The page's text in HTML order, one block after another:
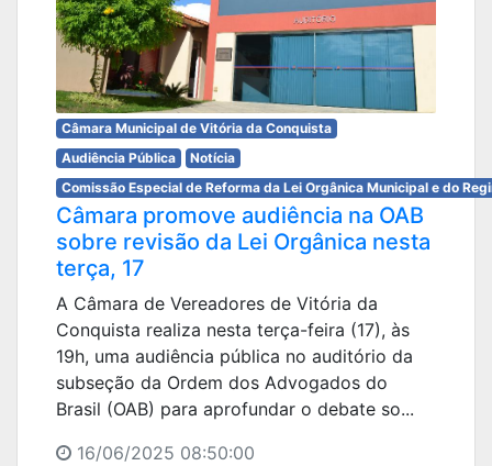
Câmara Municipal de Vitória da Conquista
Audiência Pública
Notícia
Comissão Especial de Reforma da Lei Orgânica Municipal e do
Câmara promove audiência na OAB
sobre revisão da Lei Orgânica nesta
terça, 17
A Câmara de Vereadores de Vitória da
Conquista realiza nesta terça-feira (17), às
19h, uma audiência pública no auditório da
subseção da Ordem dos Advogados do
Brasil (OAB) para aprofundar o debate so...
16/06/2025 08:50:00